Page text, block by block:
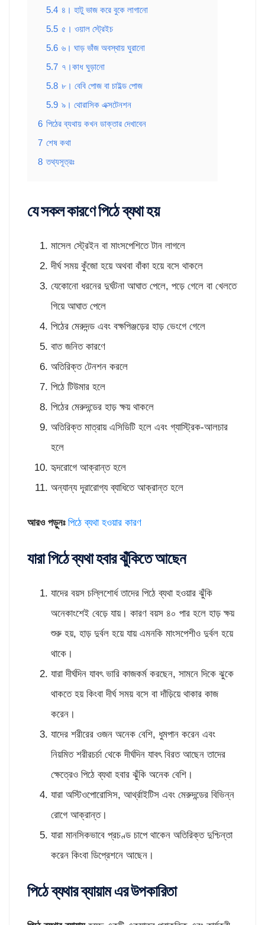
5.4 ৪। হাটু ভাজ করে বুকে লাগানো
5.5 ৫। ওয়াল স্ট্রেইচ
5.6 ৬। ঘাড় ভাঁজ অবস্থায় ঘুরানো
5.7 ৭।কাধ ঘুড়ানো
5.8 ৮। বেবি পোজ বা চাইল্ড পোজ
5.9 ৯। থোরাসিক এক্সটেনশন
6 পিঠের ব্যথায় কখন ডাক্তার দেখাবেন
7 শেষ কথা
8 তথ্যসূত্রঃ
যে সকল কারণে পিঠে ব্যথা হয়
মাসেল স্ট্রেইন বা মাংসপেশিতে টান লাগলে
দীর্ঘ সময় কুঁজো হয়ে অথবা বাঁকা হয়ে বসে থাকলে
যেকোনো ধরনের দুর্ঘটনা আঘাত পেলে, পড়ে গেলে বা খেলতে
গিয়ে আঘাত পেলে
পিঠের মেরুদন্ড এবং বক্ষপিঞ্জড়ের হাড় ভেংগে গেলে
বাত জনিত কারণে
অতিরিক্ত টেনশন করলে
পিঠে টিউমার হলে
পিঠের মেরুদন্ডের হাড় ক্ষয় থাকলে
অতিরিক্ত মাত্রায় এসিডিটি হলে এবং গ্যাস্ট্রিক-আলচার
হলে
হৃদরোগে আক্রান্ত হলে
অন্যান্য দূরারোগ্য ব্যাধিতে আক্রান্ত হলে
আরও পড়ুনঃ পিঠে ব্যথা হওয়ার কারণ
যারা পিঠে ব্যথা হবার ঝুঁকিতে আছেন
যাদের বয়স চল্লিশোর্ধ তাদের পিঠে ব্যথা হওয়ার ঝুঁকি
অনেকাংশেই বেড়ে যায়। কারণ বয়স ৪০ পার হলে হাড় ক্ষয়
শুরু হয়, হাড় দুর্বল হয়ে যায় এমনকি মাংসপেশীও দুর্বল হয়ে
থাকে।
যারা দীর্ঘদিন যাবৎ ভারি কাজকর্ম করছেন, সামনে দিকে ঝুকে
থাকতে হয় কিংবা দীর্ঘ সময় বসে বা দাঁড়িয়ে থাকার কাজ
করেন।
যাদের শরীরের ওজন অনেক বেশি, ধুমপান করেন এবং
নিয়মিত শরীরচর্চা থেকে দীর্ঘদিন যাবৎ বিরত আছেন তাদের
ক্ষেত্রেও পিঠে ব্যথা হবার ঝুঁকি অনেক বেশি।
যারা অস্টিওপোরোসিস, আর্থ্রাইটিস এবং মেরুদন্ডের বিভিন্ন
রোগে আক্রান্ত।
যারা মানসিকভাবে প্রচণ্ড চাপে থাকেন অতিরিক্ত দুশ্চিন্তা
করেন কিংবা ডিপ্রেশনে আছেন।
পিঠে ব্যথার ব্যায়াম এর উপকারিতা